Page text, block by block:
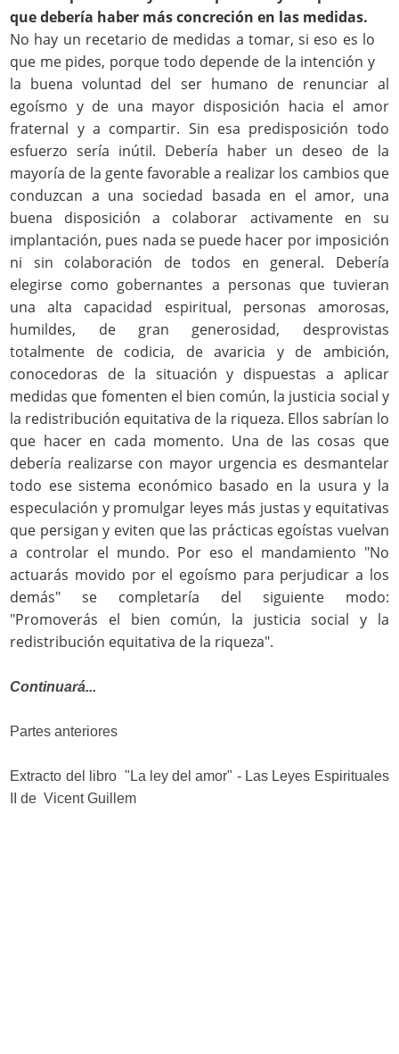
que debería haber más concreción en las medidas.
No hay un recetario de medidas a tomar, si eso es lo
que me pides, porque todo depende de la intención y
la buena voluntad del ser humano de renunciar al
egoísmo y de una mayor disposición hacia el amor
fraternal y a compartir. Sin esa predisposición todo
esfuerzo sería inútil. Debería haber un deseo de la
mayoría de la gente favorable a realizar los cambios que
conduzcan a una sociedad basada en el amor, una
buena disposición a colaborar activamente en su
implantación, pues nada se puede hacer por imposición
ni sin colaboración de todos en general. Debería
elegirse como gobernantes a personas que tuvieran
una alta capacidad espiritual, personas amorosas,
humildes, de gran generosidad, desprovistas
totalmente de codicia, de avaricia y de ambición,
conocedoras de la situación y dispuestas a aplicar
medidas que fomenten el bien común, la justicia social y
la redistribución equitativa de la riqueza. Ellos sabrían lo
que hacer en cada momento. Una de las cosas que
debería realizarse con mayor urgencia es desmantelar
todo ese sistema económico basado en la usura y la
especulación y promulgar leyes más justas y equitativas
que persigan y eviten que las prácticas egoístas vuelvan
a controlar el mundo. Por eso el mandamiento "No
actuarás movido por el egoísmo para perjudicar a los
demás" se completaría del siguiente modo:
"Promoverás el bien común, la justicia social y la
redistribución equitativa de la riqueza".
Continuará...
Partes anteriores
Extracto del libro "La ley del amor" - Las Leyes Espirituales
II de Vicent Guillem